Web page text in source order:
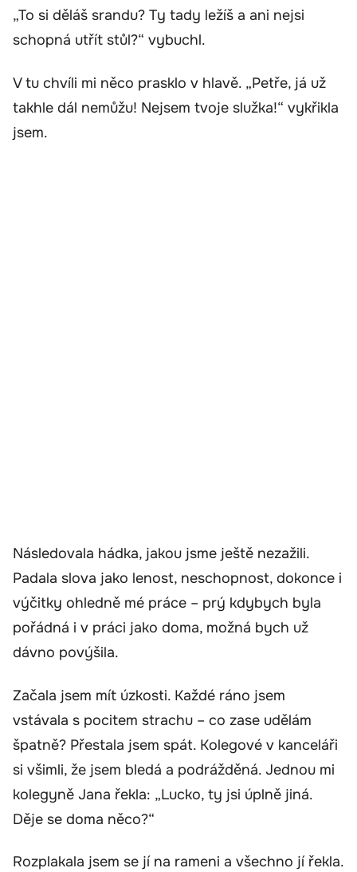
„To si děláš srandu? Ty tady ležíš a ani nejsi
schopná utřít stůl?“ vybuchl.
V tu chvíli mi něco prasklo v hlavě. „Petře, já už
takhle dál nemůžu! Nejsem tvoje služka!“ vykřikla
jsem.
Následovala hádka, jakou jsme ještě nezažili.
Padala slova jako lenost, neschopnost, dokonce i
výčitky ohledně mé práce – prý kdybych byla
pořádná i v práci jako doma, možná bych už
dávno povýšila.
Začala jsem mít úzkosti. Každé ráno jsem
vstávala s pocitem strachu – co zase udělám
špatně? Přestala jsem spát. Kolegové v kanceláři
si všimli, že jsem bledá a podrážděná. Jednou mi
kolegyně Jana řekla: „Lucko, ty jsi úplně jiná.
Děje se doma něco?“
Rozplakala jsem se jí na rameni a všechno jí řekla.